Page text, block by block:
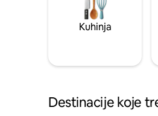
Kuhinja
Destinacije koje